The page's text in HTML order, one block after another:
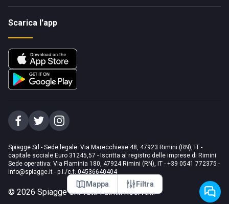
Mappa Filtra
Scarica l'app
Spiagge Srl - Sede legale: Via Marecchiese 48, 47923 Rimini (RN), IT -
capitale sociale Euro 31245,57 - Iscritta al registro delle imprese di Rimini
Sede operativa: Via Flaminia 180, 47924 Rimini (RN), IT - +39 0541 772375 -
info@spiagge.it - p.i./c.f. 04536640404
© 2026 Spiagge Srl. Tutti i diritti riservati.